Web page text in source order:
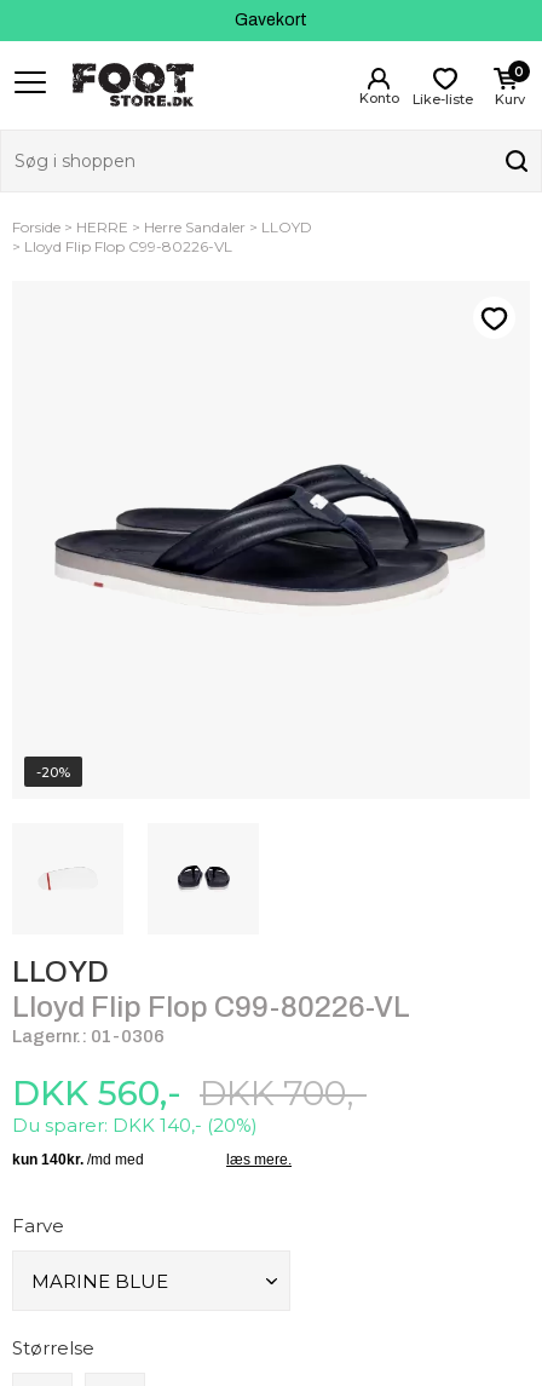
Gavekort
Kundeservice
Kurv
0
Like-liste
Forside HERRE Herre Sandaler
LLOYD
Lloyd Flip Flop C99-80226-VL
-20%
LLOYD
Lloyd Flip Flop C99-80226-VL
Lagernr.: 01-0306
DKK 700,-
Du sparer: DKK 140,- (20%)
DKK 560,-
Farve
Størrelse